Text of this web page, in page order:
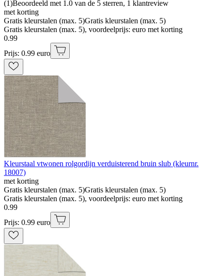
(1)Beoordeeld met 1.0 van de 5 sterren, 1 klantreview
met korting
Gratis kleurstalen (max. 5)Gratis kleurstalen (max. 5)
Gratis kleurstalen (max. 5), voordeelprijs: euro met korting
0.99
Prijs: 0.99 euro
Kleurstaal vtwonen rolgordijn verduisterend bruin slub (kleurnr.
18007)
met korting
Gratis kleurstalen (max. 5)Gratis kleurstalen (max. 5)
Gratis kleurstalen (max. 5), voordeelprijs: euro met korting
0.99
Prijs: 0.99 euro